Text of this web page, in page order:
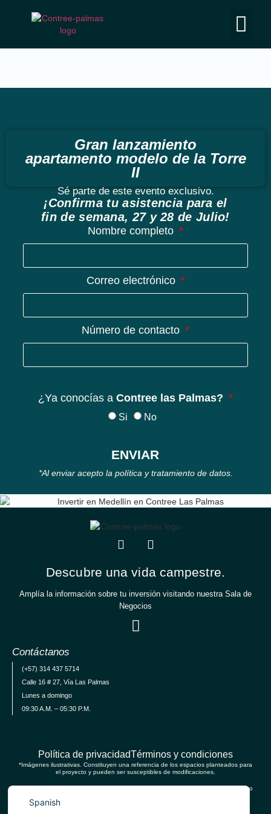
Gran lanzamiento
apartamento modelo de la Torre
II
Sé parte de este evento exclusivo.
¡Confirma tu asistencia para el
fin de semana, 27 y 28 de Julio!
Nombre completo
Correo electrónico
Número de contacto
¿Ya conocías aContree las Palmas?
Si No
ENVIAR
*Al enviar acepto la política y tratamiento de datos.
Descubre una vida campestre.
Amplía la información sobre tu inversión visitando nuestra Sala de
Negocios
Contáctanos
(+57) 314 437 5714
Calle 16 # 27, Vía Las Palmas
Lunes a domingo
09:30 A.M. – 05:30 P.M.
Política de privacidadTérminos y condiciones
*Imágenes ilustrativas. Constituyen una referencia de los espacios planteados para
el proyecto y pueden ser susceptibles de modificaciones.
*Los elementos de decoración no están incluidos en el valor del negocio, así mismo
Spanish